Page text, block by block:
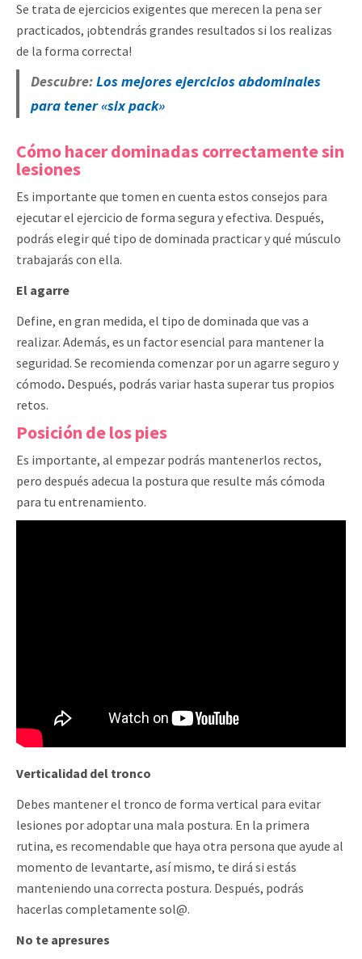
Se trata de ejercicios exigentes que merecen la pena ser
practicados, ¡obtendrás grandes resultados si los realizas
de la forma correcta!
Descubre:Los mejores ejercicios abdominales
para tener «six pack»
Cómo hacer dominadascorrectamente sin
lesiones
Es importante que tomen en cuenta estos consejos para
ejecutar el ejercicio de forma segura y efectiva. Después,
podrás elegir qué tipo de dominada practicar y qué músculo
trabajarás con ella.
El agarre
Define, en gran medida, el tipo de dominada que vas a
realizar. Además, es un factor esencial para mantener la
seguridad. Se recomienda comenzar por un agarre seguro y
cómodo. Después, podrás variar hasta superar tus propios
retos.
Posición de los pies
Es importante, al empezar podrás mantenerlos rectos,
pero después adecua la postura que resulte más cómoda
para tu entrenamiento.
Verticalidad del tronco
Debes mantener el tronco de forma vertical para evitar
lesiones por adoptar una mala postura. En la primera
rutina, es recomendable que haya otra persona que ayude al
momento de levantarte, así mismo, te dirá si estás
manteniendo una correcta postura. Después, podrás
hacerlas completamente sol@.
No te apresures